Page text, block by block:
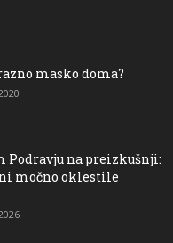
masko doma?
Podravju na preizkušnji:
močno oklestile